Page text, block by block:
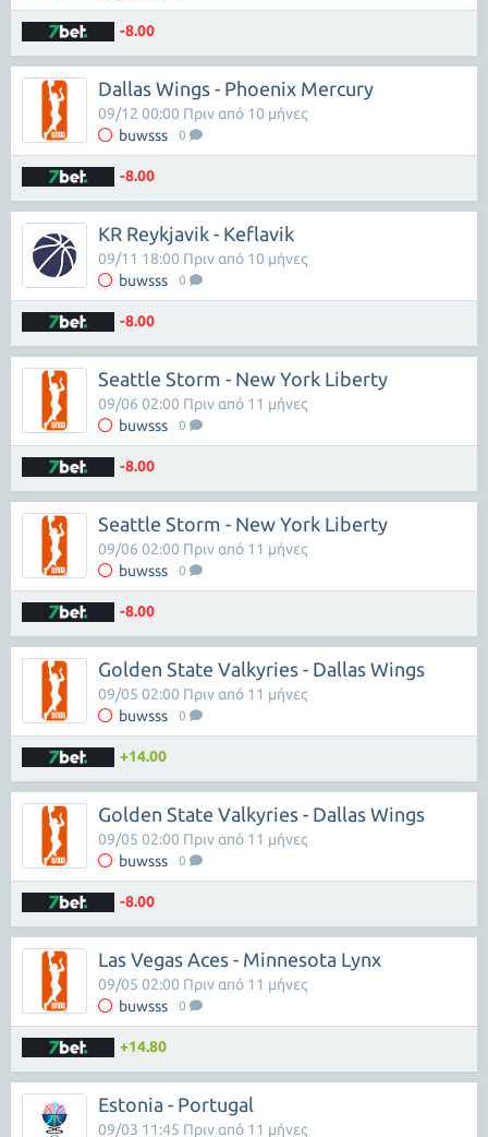
-8.00
Dallas Wings - Phoenix Mercury
buwsss 0
09/12 00:00 Πριν από 10 μήνες
-8.00
KR Reykjavik - Keflavik
buwsss 0
09/11 18:00 Πριν από 10 μήνες
-8.00
Seattle Storm - New York Liberty
buwsss 0
09/06 02:00 Πριν από 11 μήνες
-8.00
Seattle Storm - New York Liberty
buwsss 0
09/06 02:00 Πριν από 11 μήνες
-8.00
Golden State Valkyries - Dallas Wings
buwsss 0
09/05 02:00 Πριν από 11 μήνες
+14.00
Golden State Valkyries - Dallas Wings
buwsss 0
09/05 02:00 Πριν από 11 μήνες
-8.00
Las Vegas Aces - Minnesota Lynx
buwsss 0
09/05 02:00 Πριν από 11 μήνες
+14.80
Estonia - Portugal
09/03 11:45 Πριν από 11 μήνες